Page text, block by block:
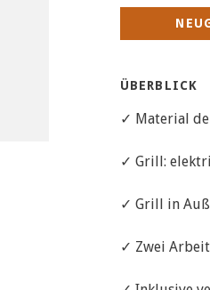
ÜBERBLICK
✓ Material
✓ Grill:
✓ Grill in
✓ Zwei